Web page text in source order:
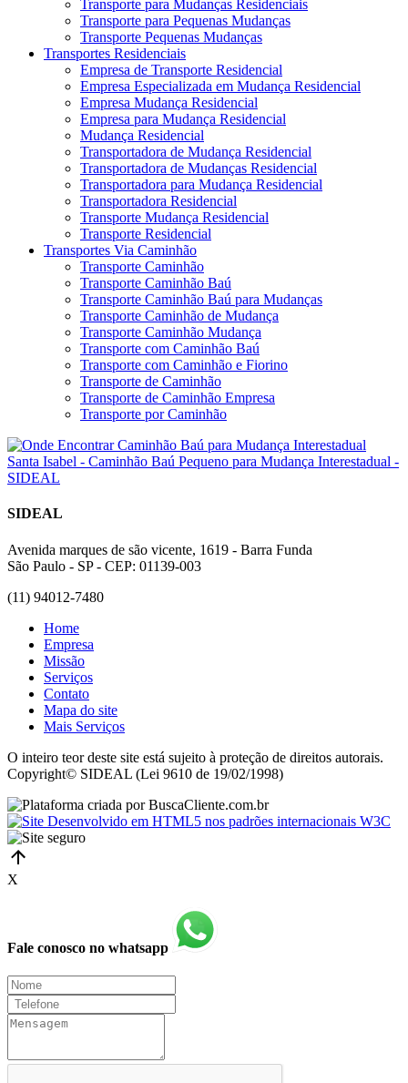
Transporte para Mudanças Residenciais
Transporte para Pequenas Mudanças
Transporte Pequenas Mudanças
Transportes Residenciais
Empresa de Transporte Residencial
Empresa Especializada em Mudança Residencial
Empresa Mudança Residencial
Empresa para Mudança Residencial
Mudança Residencial
Transportadora de Mudança Residencial
Transportadora de Mudanças Residencial
Transportadora para Mudança Residencial
Transportadora Residencial
Transporte Mudança Residencial
Transporte Residencial
Transportes Via Caminhão
Transporte Caminhão
Transporte Caminhão Baú
Transporte Caminhão Baú para Mudanças
Transporte Caminhão de Mudança
Transporte Caminhão Mudança
Transporte com Caminhão Baú
Transporte com Caminhão e Fiorino
Transporte de Caminhão
Transporte de Caminhão Empresa
Transporte por Caminhão
SIDEAL
Avenida marques de são vicente, 1619 - Barra Funda
São Paulo - SP - CEP: 01139-003
(11) 94012-7480
Home
Empresa
Missão
Serviços
Contato
Mapa do site
Mais Serviços
O inteiro teor deste site está sujeito à proteção de direitos autorais.
Copyright© SIDEAL (Lei 9610 de 19/02/1998)
X
Fale conosco no whatsapp